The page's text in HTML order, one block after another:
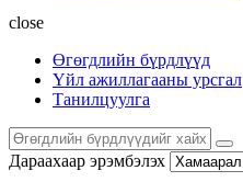
close
Өгөгдлийн бүрдлүүд
Үйл ажиллагааны урсгал
Танилцуулга
Дараахаар эрэмбэлэх